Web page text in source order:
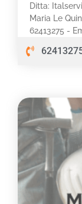
Ditta:
Maria Le
62413275 -